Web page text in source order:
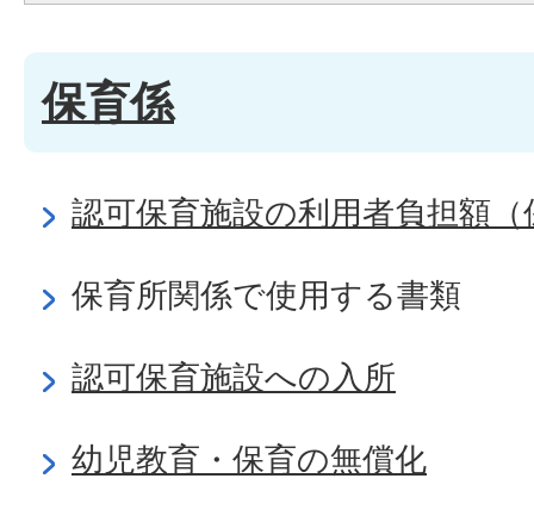
保育係
認可保育施設の利用者負担額（
保育所関係で使用する書類
認可保育施設への入所
幼児教育・保育の無償化